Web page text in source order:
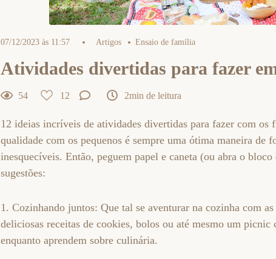
07/12/2023 às 11:57 Artigos Ensaio de família
Atividades divertidas para fazer
54 12 2min de leitura
12 ideias incríveis de atividades divertidas para fazer com
qualidade com os pequenos é sempre uma ótima maneira de
inesquecíveis. Então, peguem papel e caneta (ou abra o
sugestões:
1. Cozinhando juntos: Que tal se aventurar na cozinha com
deliciosas receitas de cookies, bolos ou até mesmo um
enquanto aprendem sobre culinária.